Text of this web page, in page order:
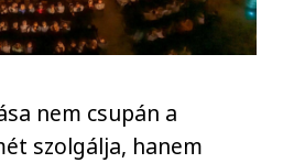
nem csupán a
szolgálja, hanem